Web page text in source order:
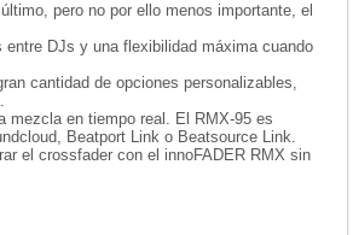
pero no por ello menos importante, el
DJs y una flexibilidad máxima cuando
cantidad de opciones personalizables,
mezcla en tiempo real. El RMX-95 es
Beatport Link o Beatsource Link.
el crossfader con el innoFADER RMX sin